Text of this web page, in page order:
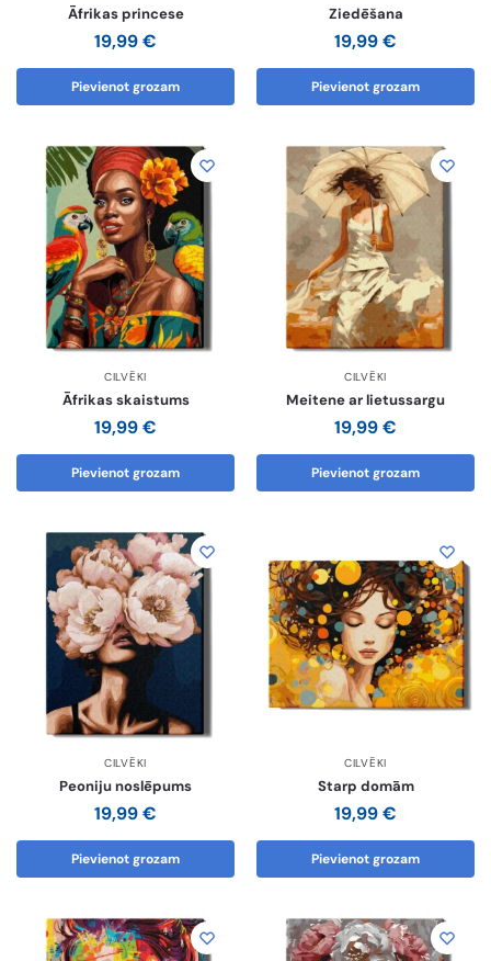
Āfrikas princese
19,99€
Pievienot grozam
Ziedēšana
19,99€
Pievienot grozam
CILVĒKI
Āfrikas skaistums
19,99€
Pievienot grozam
CILVĒKI
Meitene ar lietussargu
19,99€
Pievienot grozam
CILVĒKI
Peoniju noslēpums
19,99€
Pievienot grozam
CILVĒKI
Starp domām
19,99€
Pievienot grozam